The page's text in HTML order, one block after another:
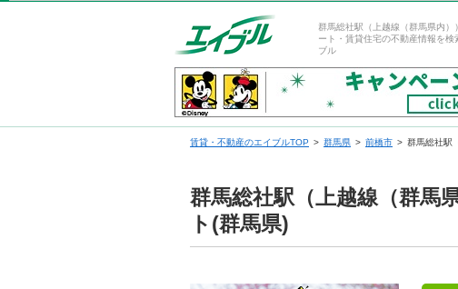
群馬総社駅（上越線（群馬県内
ート・賃貸住宅の不動産情報を
ブル
賃貸・不動産のエイブルTOP 群馬県 前橋市 群馬総社駅
群馬総社駅（上越線（群馬
ト(群馬県)